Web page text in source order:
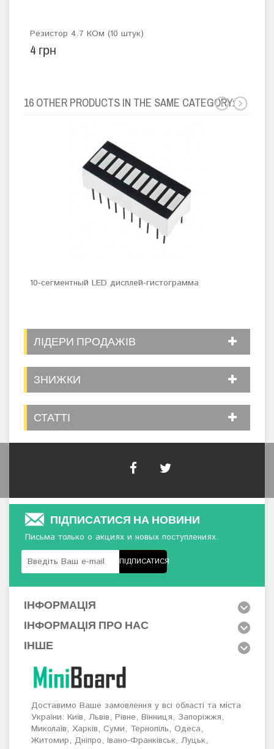
Резистор 4.7 КОм (10 штук)
4 грн
16 OTHER PRODUCTS IN THE SAME CATEGORY:
10-сегментный LED дисплей-гистограмма
ЛІДЕРИ ПРОДАЖІВ
ЗНИЖКИ
СТАТТІ
ПІДПИСАТИСЯ НА НОВИНИ
Письма только о акциях и новых поступлениях.
ПІДПИСАТИСЯ
ІНФОРМАЦІЯ
ІНФОРМАЦІЯ ПРО НАС
ІНШЕ
Доставимо Ваше замовлення у всі області та міста
України: Київ, Львів, Рівне, Вінниця, Запоріжжя,
Миколаїв, Харків, Суми, Тернопіль, Одеса,
Житомир, Дніпро, Івано-Франківськ, Луцьк,